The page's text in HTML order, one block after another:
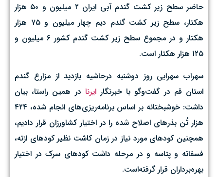
حاضر سطح زیر کشت گندم آبی ایران ۲ میلیون و ۵۰ هزار
هکتار، سطح زیر کشت گندم دیم چهار میلیون و ۷۵ هزار
هکتار و در مجموع سطح زیر کشت گندم کشور ۶ میلیون و
۱۲۵ هزار هکتار است.
سهراب سهرابی روز دوشنبه درحاشیه بازدید از مزارع گندم
استان قم در گفت‌وگو با خبرنگارایرنا در همین راستا، بیان
داشت: خوشبختانه بر اساس برنامه‌ریزی‌های انجام شده، ۴۲۴
هزار تُن بذرهای اصلاح شده را در اختیار کشاورزان قرار دادیم،
همچنین کودهای مورد نیاز در زمان کاشت نظیر کودهای ازته،
فسفاته و پتاسه و در مرحله داشت کودهای سرک در اختیار
بهره‌برداران قرار گرفته‌است.